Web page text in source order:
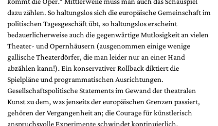
dazu zählen. So haltungslos sich die europäische Gemeinschaft im
politischen Tagesgeschäft übt, so haltungslos erscheint
bedauerlicherweise auch die gegenwärtige Mutlosigkeit an vielen
Theater- und Opernhäusern (ausgenommen einige wenige
gallische Theaterdörfer, die man leider nur an einer Hand
abzählen kann!). Ein konservativer Rollback diktiert die
Spielpläne und programmatischen Ausrichtungen.
Gesellschaftspolitische Statements im Gewand der theatralen
Kunst zu dem, was jenseits der europäischen Grenzen passiert,
gehören der Vergangenheit an; die Courage für künstlerisch
anspruchsvolle Experimente schwindet kontinuierlich.